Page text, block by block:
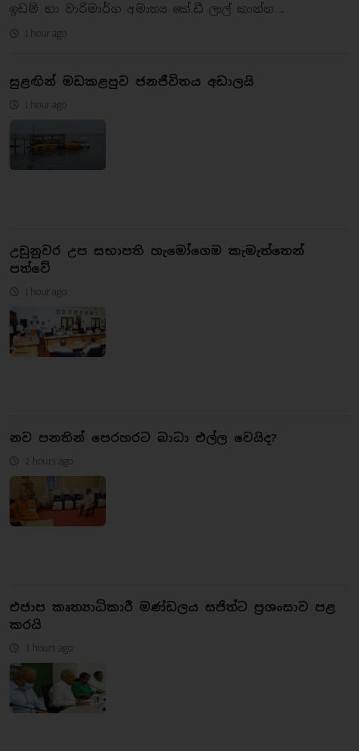
ඉඩම් හා වාරිමාර්ග අමාත්‍ය කේ.ඩී ලාල් කාන්ත ..
1 hour ago
සුළඟින් මඩකළපුව ජනජීවිතය අඩාලයි
1 hour ago
උඩුනුවර උප සභාපති හැමෝගෙම කැමැත්තෙන්
පත්වේ
1 hour ago
නව පනතින් පෙරහරට බාධා එල්ල වෙයිද?
2 hours ago
එජාප කෘත්‍යාධිකාරී මණ්ඩලය සජිත්ට ප්‍රශංසාව පළ
කරයි
3 hours ago